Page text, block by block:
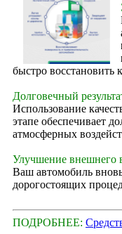
быстро восстановить
Долговечный
Использование
этапе обеспечивает
атмосферных
Улучшение внешнего
Ваш автомобиль
дорогостоящих
ПОДРОБНЕЕ: